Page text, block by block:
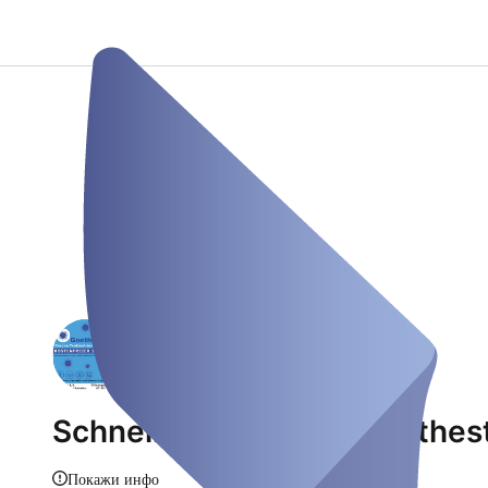
Schnelltestzentrum-
Покажи инфо